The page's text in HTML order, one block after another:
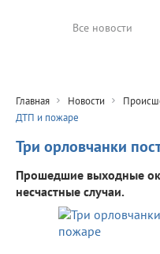
Все новости
Главная Новости
ДТП и пожаре
Три орловчанки
Прошедшие выходные
несчастные случаи.